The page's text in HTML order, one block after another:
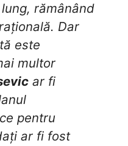
rămânând
Dar
este
multor
ar fi
pentru
ar fi fost